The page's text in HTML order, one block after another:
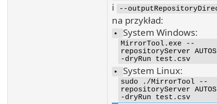
i --
na przykład:
• System Windows:
MirrorTool.exe --
repositoryServer
-dryRun test.csv
•
System Linux:
sudo ./MirrorTool --
repositoryServer
-dryRun test.csv